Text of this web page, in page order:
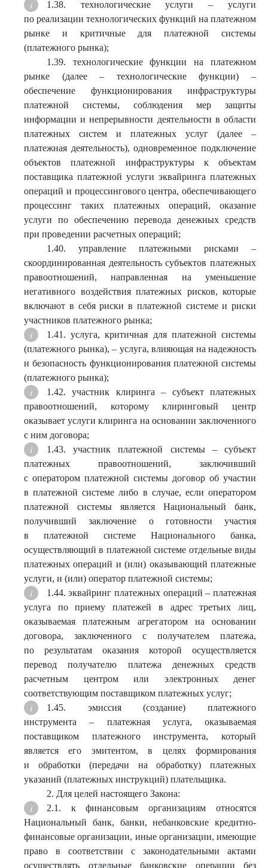
1.38. технологические услуги – услуги
по реализации технологических функций на платежном
рынке и критичные для платежной системы
(платежного рынка);
1.39. технологические функции на платежном
рынке (далее – технологические функции) –
обеспечение функционирования инфраструктуры
платежной системы, соблюдения мер защиты
информации и непрерывности деятельности в области
платежных систем и платежных услуг (далее –
платежная деятельность), одновременное подключение
объектов платежной инфраструктуры к объектам
поставщика платежной услуги эквайринга платежных
операций и процессингового центра, обеспечивающего
процессинг таких платежных операций, оказание
услуги по обеспечению перевода денежных средств
при проведении расчетных операций;
1.40. управление платежными рисками –
скоординированная деятельность субъектов платежных
правоотношений, направленная на уменьшение
негативного воздействия платежных рисков, которые
включают в себя риски в платежной системе и риски
участников платежного рынка;
1.41. услуга, критичная для платежной системы
(платежного рынка), – услуга, влияющая на надежность
и безопасность функционирования платежной системы
(платежного рынка);
1.42. участник клиринга – субъект платежных
правоотношений, которому клиринговый центр
оказывает услуги клиринга на основании заключенного
с ним договора;
1.43. участник платежной системы – субъект
платежных правоотношений, заключивший
с оператором платежной системы договор об участии
в платежной системе либо в случае, если оператором
платежной системы является Национальный банк,
получивший заключение о готовности участия
в платежной системе Национального банка,
осуществляющий в платежной системе отдельные виды
платежных операций и (или) оказывающий платежные
услуги, и (или) оператор платежной системы;
1.44. эквайринг платежных операций – платежная
услуга по приему платежей в адрес третьих лиц,
оказываемая платежным агрегатором на основании
договора, заключенного с получателем платежа,
по результатам оказания которой осуществляется
перевод получателю платежа денежных средств
расчетным центром или электронных денег
соответствующим поставщиком платежных услуг;
1.45. эмиссия (создание) платежного
инструмента – платежная услуга, оказываемая
поставщиком платежного инструмента, который
является его эмитентом, в целях формирования
и обработки (передачи на обработку) платежных
указаний (платежных инструкций) плательщика.
2. Для целей настоящего Закона:
2.1. к финансовым организациям относятся
Национальный банк, банки, небанковские кредитно-
финансовые организации, иные организации, имеющие
право в соответствии с законодательными актами
осуществлять отдельные банковские операции без